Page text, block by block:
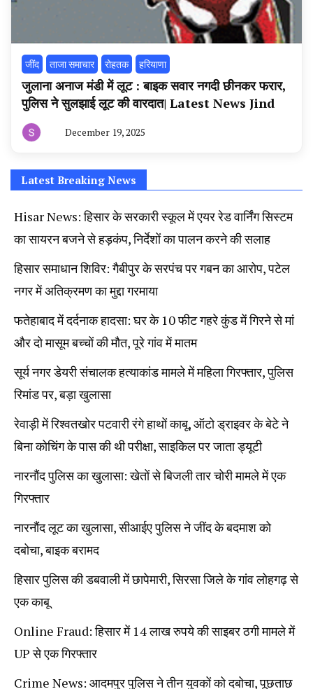
‌जींद ताजा समाचार रोहतक हरियाणा
जुलाना अनाज मंडी में लूट : बाइक सवार नगदी छीनकर फरार,
पुलिस ने सुलझाई लूट की वारदात| Latest News Jind
टूडे
December 19, 2025
Latest Breaking News
Hisar News: हिसार के सरकारी स्कूल में एयर रेड वार्निंग सिस्टम
का सायरन बजने से हड़कंप, निर्देशों का पालन करने की सलाह
हिसार समाधान शिविर: गैबीपुर के सरपंच पर गबन का आरोप, पटेल
नगर में अतिक्रमण का मुद्दा गरमाया
फतेहाबाद में दर्दनाक हादसा: घर के 10 फीट गहरे कुंड में गिरने से मां
और दो मासूम बच्चों की मौत, पूरे गांव में मातम
सूर्य नगर डेयरी संचालक हत्याकांड मामले में महिला गिरफ्तार, पुलिस
रिमांड पर, बड़ा खुलासा
रेवाड़ी में रिश्वतखोर पटवारी रंगे हाथों काबू, ऑटो ड्राइवर के बेटे ने
बिना कोचिंग के पास की थी परीक्षा, साइकिल पर जाता ड्यूटी
नारनौंद पुलिस का खुलासा: खेतों से बिजली तार चोरी मामले में एक
गिरफ्तार
नारनौंद लूट का खुलासा, सीआईए पुलिस ने जींद के बदमाश को
दबोचा, बाइक बरामद
हिसार पुलिस की डबवाली में छापेमारी, सिरसा जिले के गांव लोहगढ़ से
एक काबू
Online Fraud: हिसार में 14 लाख रुपये की साइबर ठगी मामले में
UP से एक गिरफ्तार
Crime News: आदमपुर पुलिस ने तीन युवकों को दबोचा, पूछताछ